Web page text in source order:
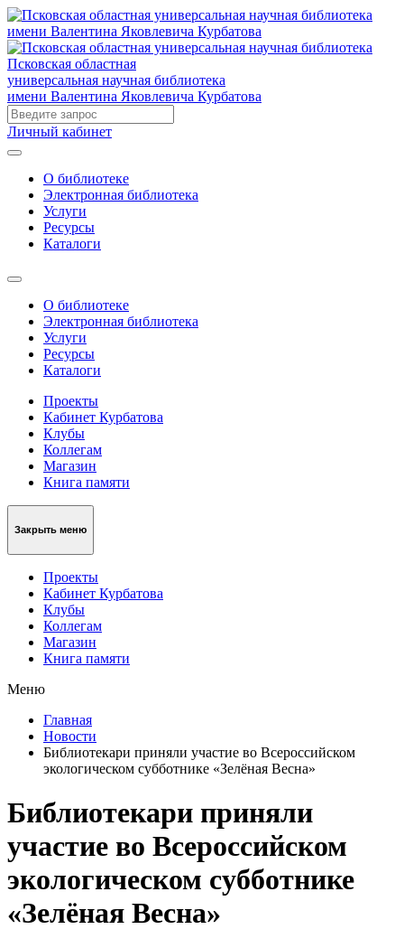
Псковская областная
универсальная научная библиотека
имени Валентина Яковлевича Курбатова
Личный кабинет
О библиотеке
Электронная библиотека
Услуги
Ресурсы
Каталоги
О библиотеке
Электронная библиотека
Услуги
Ресурсы
Каталоги
Проекты
Кабинет Курбатова
Клубы
Коллегам
Магазин
Книга памяти
Закрыть меню
Проекты
Кабинет Курбатова
Клубы
Коллегам
Магазин
Книга памяти
Меню
Главная
Новости
Библиотекари приняли участие во Всероссийском
экологическом субботнике «Зелёная Весна»
Библиотекари приняли
участие во Всероссийском
экологическом субботнике
«Зелёная Весна»